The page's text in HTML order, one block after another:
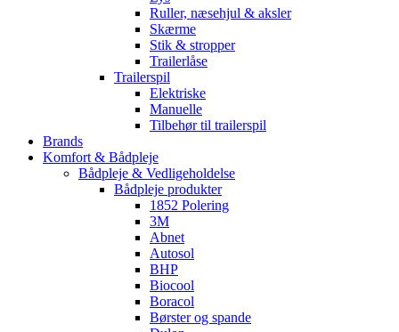
Ruller, næsehjul & aksler
Skærme
Stik & stropper
Trailerlåse
Trailerspil
Elektriske
Manuelle
Tilbehør til trailerspil
Brands
Komfort & Bådpleje
Bådpleje & Vedligeholdelse
Bådpleje produkter
1852 Polering
3M
Abnet
Autosol
BHP
Biocool
Boracol
Børster og spande